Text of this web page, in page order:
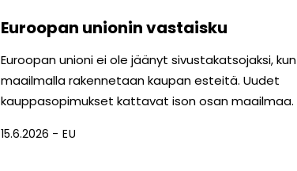
Euroopan unionin vastaisku
Euroopan unioni ei ole jäänyt sivustakatsojaksi, kun
maailmalla rakennetaan kaupan esteitä. Uudet
kauppasopimukset kattavat ison osan maailmaa.
15.6.2026 EU